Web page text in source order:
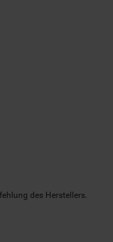
des Herstellers.